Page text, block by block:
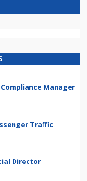
Manager
Traffic
Director